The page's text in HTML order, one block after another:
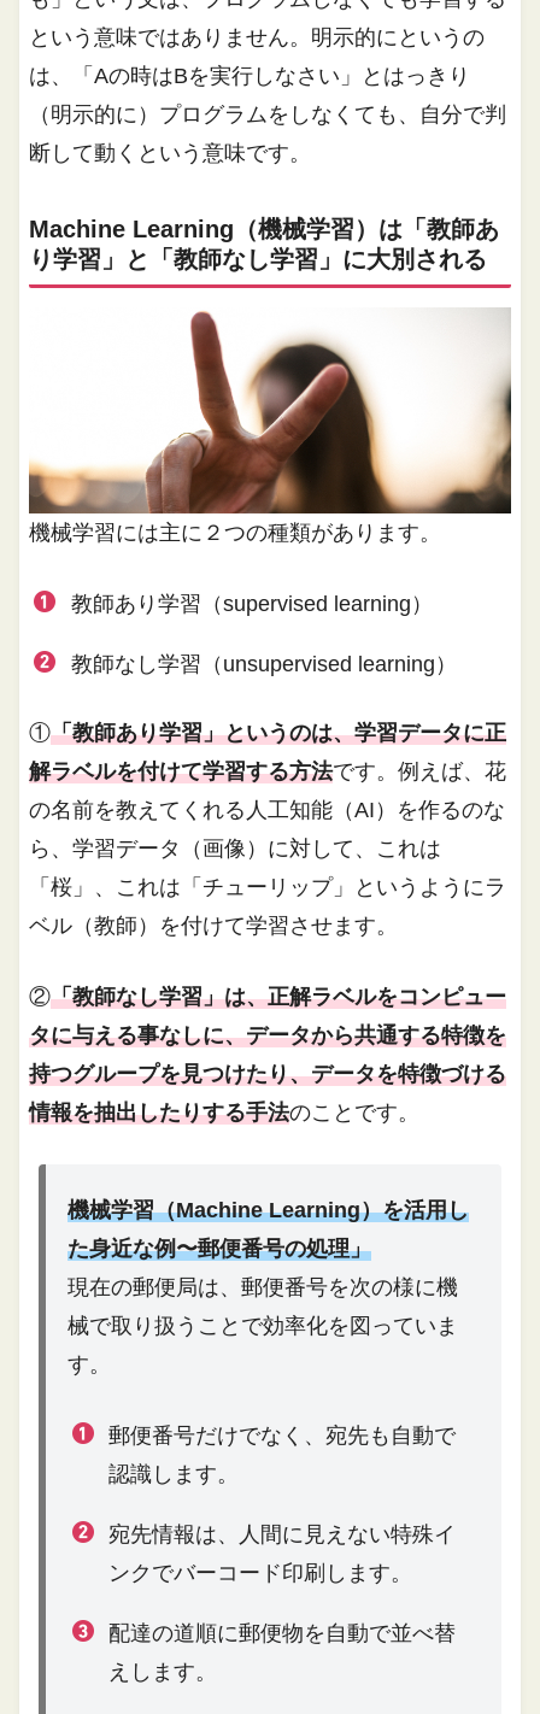
という意味ではありません。明示的にというの
は、「Aの時はBを実行しなさい」とはっきり
（明示的に）プログラムをしなくても、自分で判
断して動くという意味です。
Machine Learning（機械学習）は「教師あ
り学習」と「教師なし学習」に大別される
機械学習には主に２つの種類があります。
教師あり学習（supervised learning）
教師なし学習（unsupervised learning）
①「教師あり学習」というのは、学習データに正
解ラベルを付けて学習する方法です。例えば、花
の名前を教えてくれる人工知能（AI）を作るのな
ら、学習データ（画像）に対して、これは
「桜」、これは「チューリップ」というようにラ
ベル（教師）を付けて学習させます。
②「教師なし学習」は、正解ラベルをコンピュー
タに与える事なしに、データから共通する特徴を
持つグループを見つけたり、データを特徴づける
情報を抽出したりする手法のことです。
機械学習（Machine Learning）を活用し
た身近な例〜郵便番号の処理」
現在の郵便局は、郵便番号を次の様に機
械で取り扱うことで効率化を図っていま
す。
郵便番号だけでなく、宛先も自動で
認識します。
宛先情報は、人間に見えない特殊イ
ンクでバーコード印刷します。
配達の道順に郵便物を自動で並べ替
えします。